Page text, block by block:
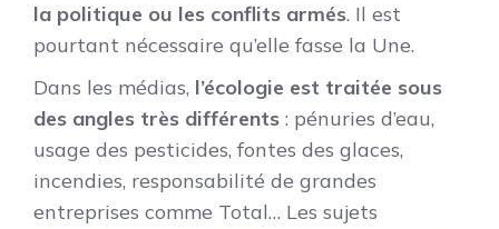
la politique ou les conflits armés. Il est
pourtant nécessaire qu’elle fasse la Une.
Dans les médias, l’écologie est traitée sous
des angles très différents : pénuries d’eau,
usage des pesticides, fontes des glaces,
incendies, responsabilité de grandes
entreprises comme Total… Les sujets